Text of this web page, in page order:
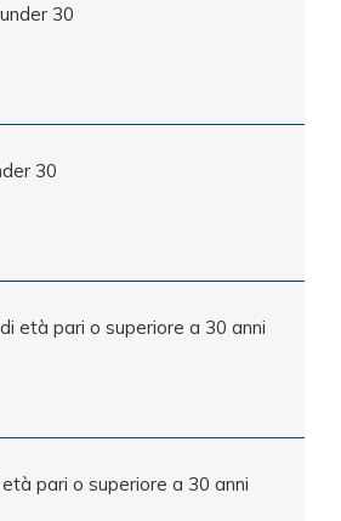
30
30
età pari o superiore a 30 anni
età pari o superiore a 30 anni